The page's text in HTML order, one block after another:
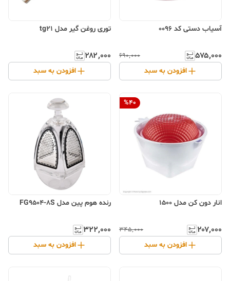
آسیاب دستی کد 0096
۵۷۵٬۰۰۰ ۶۹۰٬۰۰۰
افزودن به سبد
توری روغن گیر مدل tg21
۲۸۲٬۰۰۰
افزودن به سبد
%40
انار دون کن مدل 1500
۲۰۷٬۰۰۰ ۳۴۵٬۰۰۰
افزودن به سبد
رنده هوم پین مدل FG9504-8S
۳۲۲٬۰۰۰
افزودن به سبد